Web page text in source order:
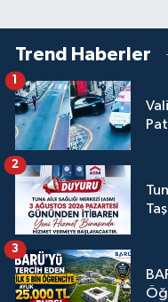
Trend Haberler
1
2
3